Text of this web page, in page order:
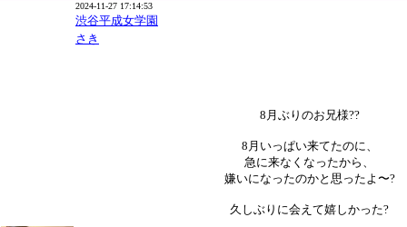
2024-11-27 17:14:53
渋谷平成女学園
さき
8月ぶりのお兄様??
8月いっぱい来てたのに、
急に来なくなったから、
嫌いになったのかと思ったよ〜?
久しぶりに会えて嬉しかった?